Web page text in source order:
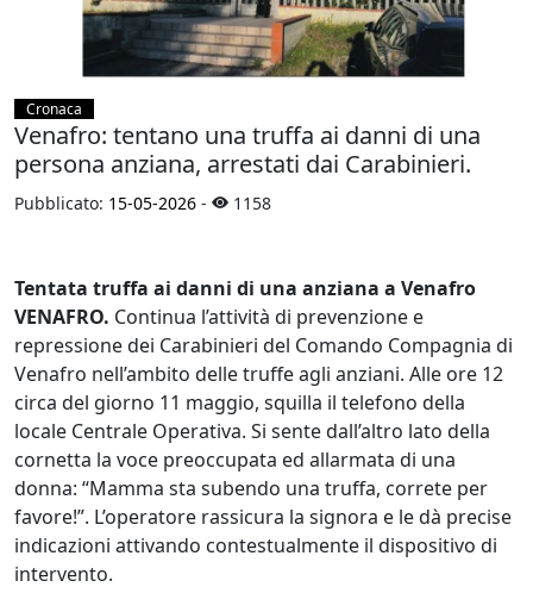
Cronaca
Venafro: tentano una truffa ai danni di una
persona anziana, arrestati dai Carabinieri.
Pubblicato: 15-05-2026 - 1158
Tentata truffa ai danni di una anziana a Venafro
VENAFRO. Continua l’attività di prevenzione e
repressione dei Carabinieri del Comando Compagnia di
Venafro nell’ambito delle truffe agli anziani. Alle ore 12
circa del giorno 11 maggio, squilla il telefono della
locale Centrale Operativa. Si sente dall’altro lato della
cornetta la voce preoccupata ed allarmata di una
donna: “Mamma sta subendo una truffa, correte per
favore!”. L’operatore rassicura la signora e le dà precise
indicazioni attivando contestualmente il dispositivo di
intervento.